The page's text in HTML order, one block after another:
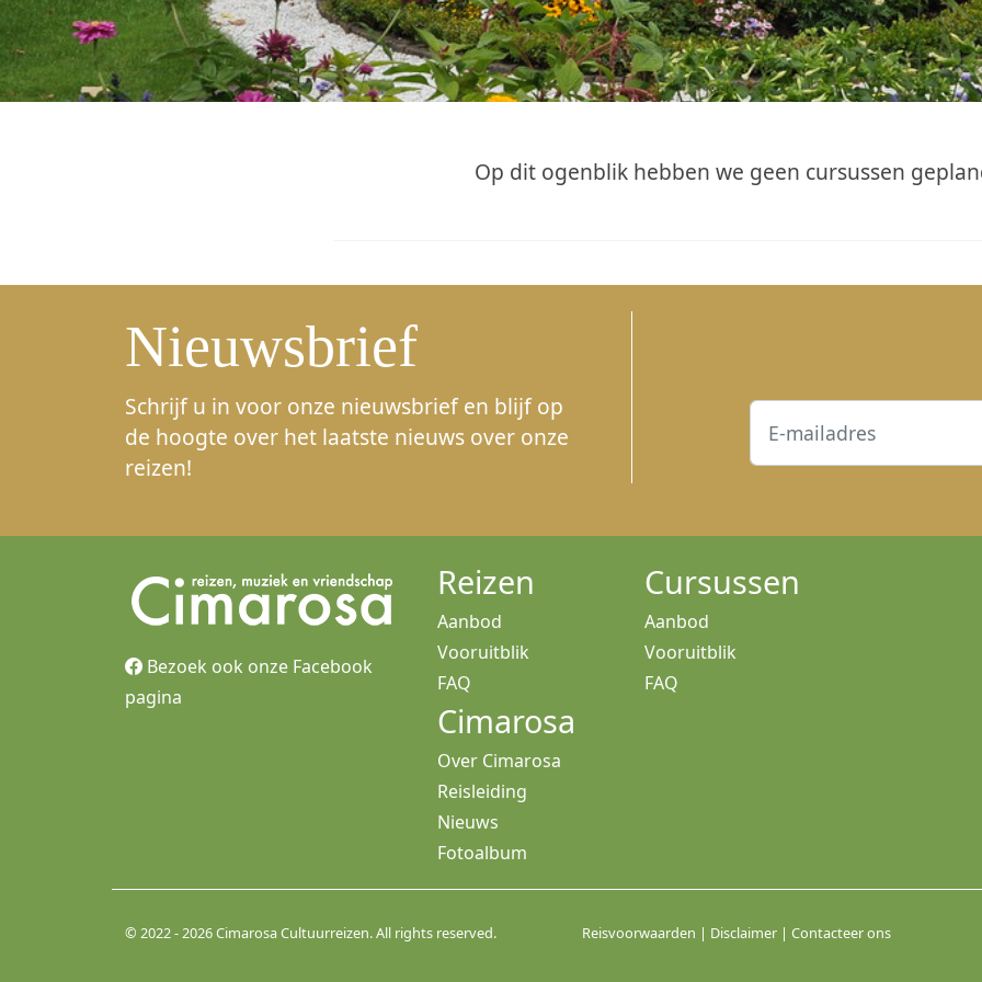
Op dit ogenblik hebben we geen cursussen
Nieuwsbrief
Schrijf u in voor onze nieuwsbrief en blijf op
de hoogte over het laatste nieuws over onze
reizen!
Bezoek ook onze Facebook
pagina
Reizen
Aanbod
Vooruitblik
FAQ
Cursussen
Aanbod
Vooruitblik
FAQ
Cimarosa
Over Cimarosa
Reisleiding
Nieuws
Fotoalbum
© 2022 - 2026 Cimarosa Cultuurreizen. All rights reserved. Reisvoorwaarden | Disclaimer | Contacteer ons